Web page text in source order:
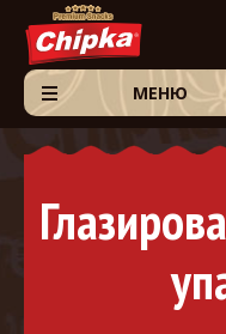
МЕНЮ